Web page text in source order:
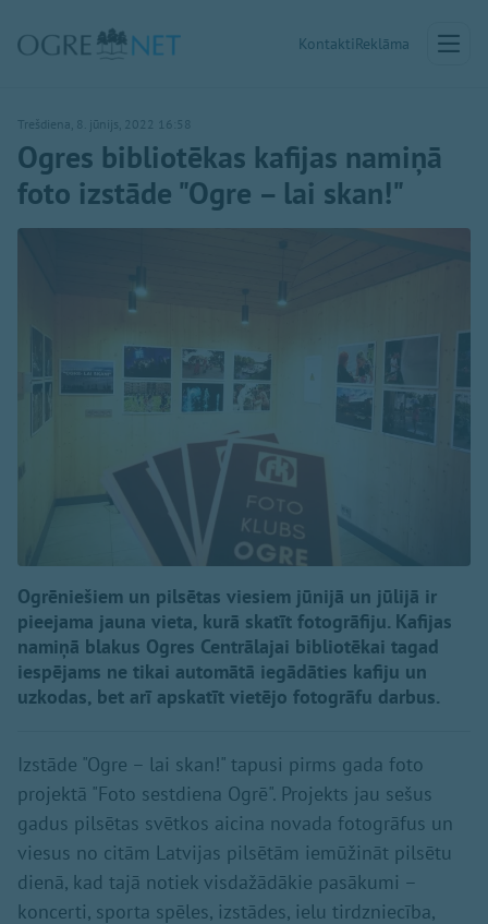
KontaktiReklāma
Trešdiena, 8. jūnijs, 2022 16:58
Ogres bibliotēkas kafijas namiņā
foto izstāde "Ogre – lai skan!"
Ogrēniešiem un pilsētas viesiem jūnijā un jūlijā ir
pieejama jauna vieta, kurā skatīt fotogrāfiju. Kafijas
namiņā blakus Ogres Centrālajai bibliotēkai tagad
iespējams ne tikai automātā iegādāties kafiju un
uzkodas, bet arī apskatīt vietējo fotogrāfu darbus.
Izstāde "Ogre – lai skan!" tapusi pirms gada foto
projektā "Foto sestdiena Ogrē". Projekts jau sešus
gadus pilsētas svētkos aicina novada fotogrāfus un
viesus no citām Latvijas pilsētām iemūžināt pilsētu
dienā, kad tajā notiek visdažādākie pasākumi –
koncerti, sporta spēles, izstādes, ielu tirdzniecība,